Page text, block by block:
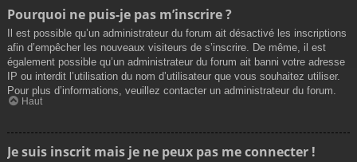
Pourquoi ne puis-je pas m’inscrire ?
Il est possible qu’un administrateur du forum ait désactivé les inscriptions
afin d’empêcher les nouveaux visiteurs de s’inscrire. De même, il est
également possible qu’un administrateur du forum ait banni votre adresse
IP ou interdit l’utilisation du nom d’utilisateur que vous souhaitez utiliser.
Pour plus d’informations, veuillez contacter un administrateur du forum.
Haut
Je suis inscrit mais je ne peux pas me connecter !